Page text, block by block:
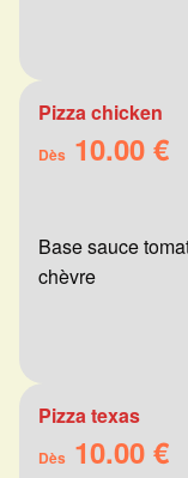
Pizza chicken
Dès 10.00 €
Base sauce
chèvre
Pizza texas
Dès 10.00 €